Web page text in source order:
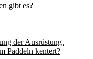
gibt es?
der Ausrüstung.
Paddeln kentert?